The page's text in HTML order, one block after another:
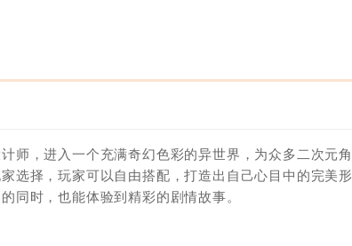
师，进入一个充满奇幻色彩的异世界，为众多二次元角
选择，玩家可以自由搭配，打造出自己心目中的完美形
同时，也能体验到精彩的剧情故事。